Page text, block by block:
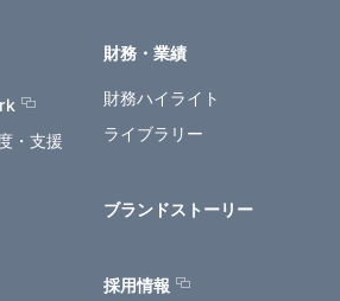
・支援
財務・業績
財務ハイライト
ライブラリー
ブランドストーリー
採用情報